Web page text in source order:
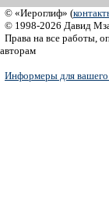
© «Иероглиф» (
© 1998-2026 Давид
Права на все работы,
авторам
Информеры для вашего